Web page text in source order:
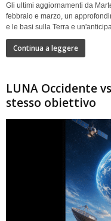
Gli ultimi aggiornamenti da
febbraio e marzo, un
e le basi sulla Terra e
Continua a leggere
LUNA Occidente
stesso obiettivo